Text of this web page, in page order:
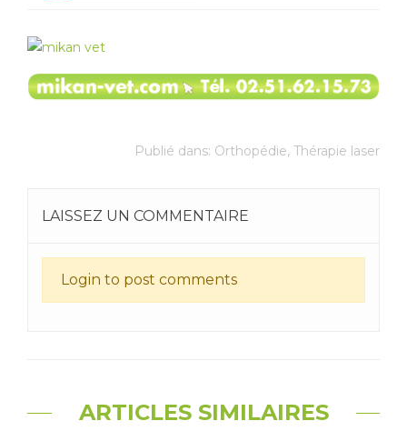
PIGNON, responsable
du service Nac,Ecole
Nationale Vétérinaire
cicatrisation, la prise en
processus
duservice de
physiothérapie du CHV
contre la douleur et
animaux suite à une
Découvrez pourquoi la
Dr Messiale : « Le
Dr Deswarte : «
Publié dans: Orthopédie, Thérapie laser
LAISSEZ UN COMMENTAIRE
Login to post comments
ARTICLES SIMILAIRES